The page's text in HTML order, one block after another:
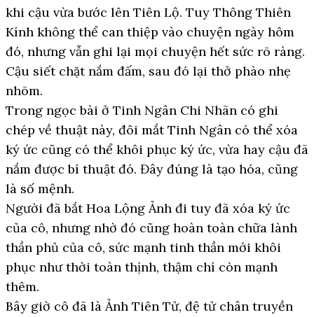
khi cậu vừa bước lên Tiên Lộ. Tuy Thông Thiên
Kính không thể can thiệp vào chuyện ngày hôm
đó, nhưng vẫn ghi lại mọi chuyện hết sức rõ ràng.
Cậu siết chặt nắm đấm, sau đó lại thở phào nhẹ
nhõm.
Trong ngọc bài ở Tinh Ngân Chi Nhãn có ghi
chép về thuật này, đôi mắt Tinh Ngân có thể xóa
ký ức cũng có thể khôi phục ký ức, vừa hay cậu đã
nắm được bí thuật đó. Đây đúng là tạo hóa, cũng
là số mệnh.
Người đã bắt Hoa Lộng Ảnh đi tuy đã xóa ký ức
của cô, nhưng nhờ đó cũng hoàn toàn chữa lành
thần phủ của cô, sức mạnh tinh thần mới khôi
phục như thời toàn thịnh, thậm chí còn mạnh
thêm.
Bây giờ cô đã là Ảnh Tiên Tử, đệ tử chân truyền